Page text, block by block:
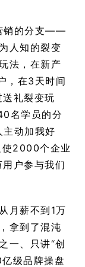
销的分支——
人知的裂变
法，在新产
，在3天时间
礼裂变玩
名学员的分
动加我好
使2000个企业
户参与我们
月薪不到1万
拿到了混沌
一、只讲“创
级品牌操盘